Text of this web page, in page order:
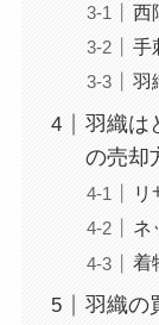
西
手
羽
羽織は
の売却
リ
ネ
着
羽織の